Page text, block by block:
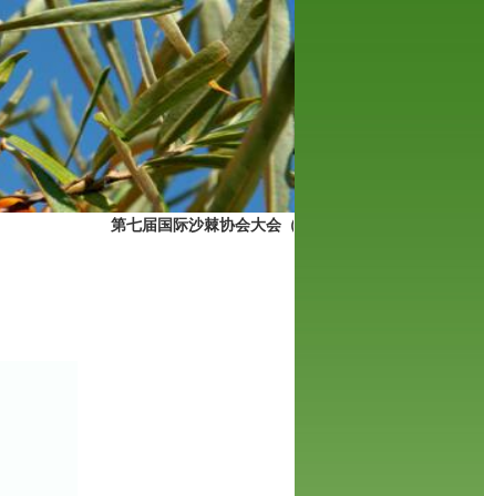
第七届国际沙棘协会大会（ISA2015）在印度召开